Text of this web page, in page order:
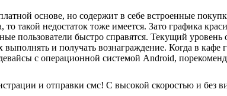
основе, но содержит в себе встроенные
такой недостаток тоже имеется. Зато графика
пользователи быстро справятся. Текущий уровень
и получать вознаграждение. Когда в
с операционной системой Android,
и отправки смс! С высокой скоростью и без